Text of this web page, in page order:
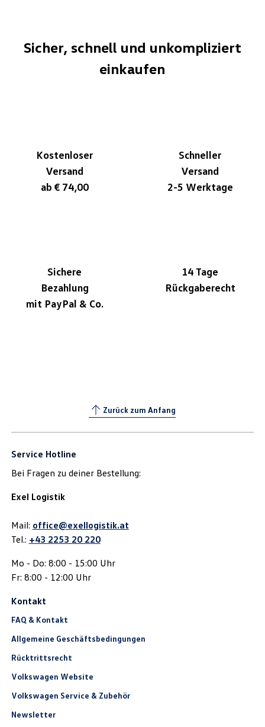
Sicher, schnell und unkompliziert
einkaufen
Kostenloser
Versand
ab € 74,00
Schneller
Versand
2-5 Werktage
Sichere
Bezahlung
mit PayPal & Co.
14 Tage
Rückgaberecht
Zurück zum Anfang
Service Hotline
Bei Fragen zu deiner Bestellung:
Exel Logistik
Mail: office@exellogistik.at
Tel.: +43 2253 20 220
Mo - Do: 8:00 - 15:00 Uhr
Fr: 8:00 - 12:00 Uhr
Kontakt
FAQ & Kontakt
Allgemeine Geschäftsbedingungen
Rücktrittsrecht
Volkswagen Website
Volkswagen Service & Zubehör
Newsletter